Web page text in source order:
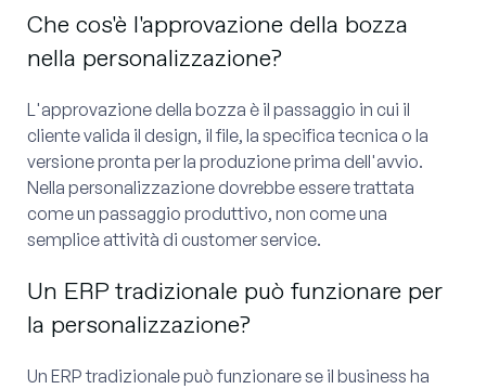
Che cos'è l'approvazione della bozza
nella personalizzazione?
L'approvazione della bozza è il passaggio in cui il
cliente valida il design, il file, la specifica tecnica o la
versione pronta per la produzione prima dell'avvio.
Nella personalizzazione dovrebbe essere trattata
come un passaggio produttivo, non come una
semplice attività di customer service.
Un ERP tradizionale può funzionare per
la personalizzazione?
Un ERP tradizionale può funzionare se il business ha